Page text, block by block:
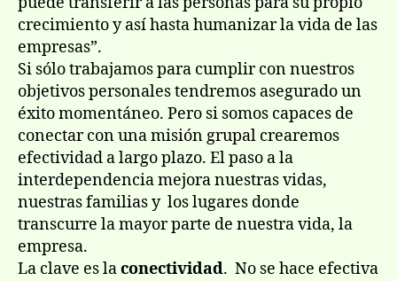
crecimiento y así hasta humanizar la vida de las
empresas”.
Si sólo trabajamos para cumplir con nuestros
objetivos personales tendremos asegurado un
éxito momentáneo. Pero si somos capaces de
conectar con una misión grupal crearemos
efectividad a largo plazo. El paso a la
interdependencia mejora nuestras vidas,
nuestras familias y los lugares donde
transcurre la mayor parte de nuestra vida, la
empresa.
La clave es laconectividad. No se hace efectiva